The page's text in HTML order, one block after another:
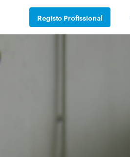
Registo Profissional